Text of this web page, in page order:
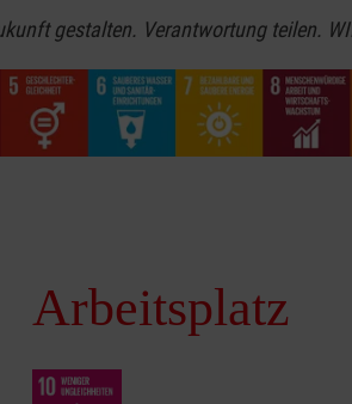
gestalten. Verantwortung teilen.
Arbeitsplatz